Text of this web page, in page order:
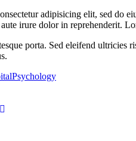
adipisicing elit, sed do
irure dolor in reprehenderit.
porta. Sed eleifend ultricies
Psychology